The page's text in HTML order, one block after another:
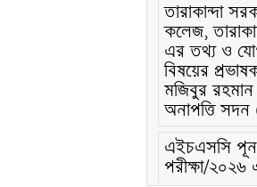
কলেজ,
এর তথ্য ও
বিষয়ের
মজিবুর
অনাপত্তি সদন
পরীক্ষা/২০২৬